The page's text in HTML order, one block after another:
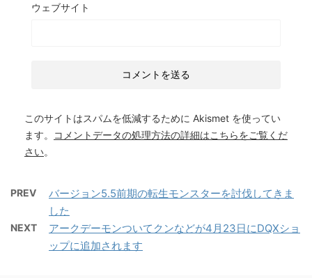
ウェブサイト
このサイトはスパムを低減するために Akismet を使ってい
ます。
コメントデータの処理方法の詳細はこちらをご覧くだ
さい。
PREV
バージョン5.5前期の転生モンスターを討伐してきま
した
NEXT
アークデーモンついてクンなどが4月23日にDQXショ
ップに追加されます